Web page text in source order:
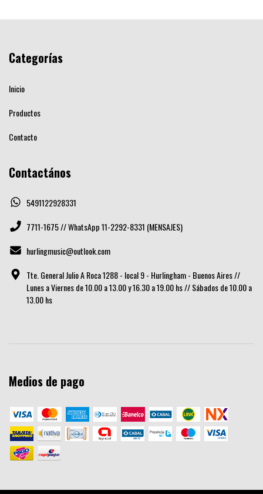
Categorías
Inicio
Productos
Contacto
Contactános
5491122928331
7711-1675 // WhatsApp 11-2292-8331 (MENSAJES)
hurlingmusic@outlook.com
Tte. General Julio A Roca 1288 - local 9 - Hurlingham - Buenos Aires //
Lunes a Viernes de 10.00 a 13.00 y 16.30 a 19.00 hs // Sábados de 10.00 a
13.00 hs
Medios de pago